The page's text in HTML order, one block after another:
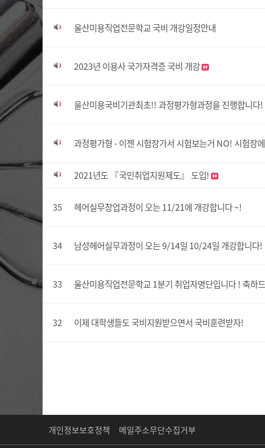
울산미용직업전문학교 국비 개강일정안내
2023년 이용사 국가자격증 국비 개강
울산미용국비기관최초!! 과정평가형과정을 진행합니다!
과정평가형 - 이젠 시험장가서 시험보는거 NO! 시험장
2021년도 『국민취업지원제도』 도입!
35 헤어실무창업과정이 오는 11/21에 개강합니다 ~!
34 남성헤어실무과정이 오는 9/14일 10/24일 개강합니다!
33 울산미용직업전문학교 1분기 취업자명단입니다 ! 축하
32 이제 대학생들도 국비지원받으면서 국비훈련받자!
개인정보보호정책 메일주소무단수집거부